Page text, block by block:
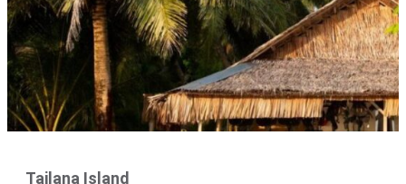
Tailana Island